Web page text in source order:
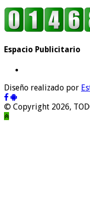
Espacio Publicitario
Diseño realizado por
© Copyright 2026,